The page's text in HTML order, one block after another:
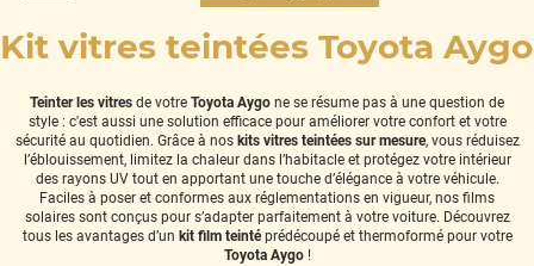
Kit vitres teintées Toyota Aygo
Teinter les vitres de votre Toyota Aygo ne se résume pas à une question de
style : c'est aussi une solution efficace pour améliorer votre confort et votre
sécurité au quotidien. Grâce à nos kits vitres teintées sur mesure, vous réduisez
l’éblouissement, limitez la chaleur dans l’habitacle et protégez votre intérieur
des rayons UV tout en apportant une touche d’élégance à votre véhicule.
Faciles à poser et conformes aux réglementations en vigueur, nos films
solaires sont conçus pour s’adapter parfaitement à votre voiture. Découvrez
tous les avantages d’un kit film teintéprédécoupé et thermoformé pour votre
Toyota Aygo!